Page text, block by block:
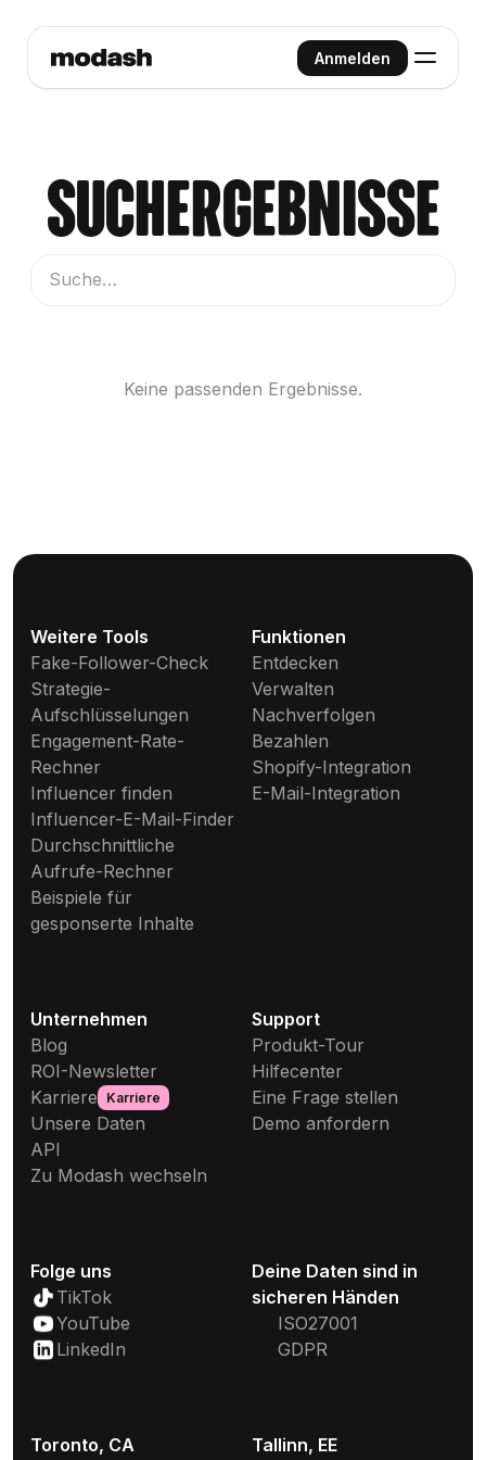
Suchergebnisse
Keine passenden Ergebnisse.
Toronto, CA Tallinn, EE
Unternehmen
Blog
ROI-Newsletter
Karriere
Karriere
Unsere Daten
API
Zu Modash wechseln
Funktionen
Entdecken
Verwalten
Nachverfolgen
Bezahlen
Shopify-Integration
E-Mail-Integration
Weitere Tools
Fake-Follower-Check
Strategie-
Aufschlüsselungen
Engagement-Rate-
Rechner
Influencer finden
Influencer-E-Mail-Finder
Durchschnittliche
Aufrufe-Rechner
Beispiele für
gesponserte Inhalte
Support
Produkt-Tour
Hilfecenter
Eine Frage stellen
Demo anfordern
Folge uns
TikTok
YouTube
LinkedIn
Deine Daten sind in
sicheren Händen
ISO27001
GDPR
Anmelden